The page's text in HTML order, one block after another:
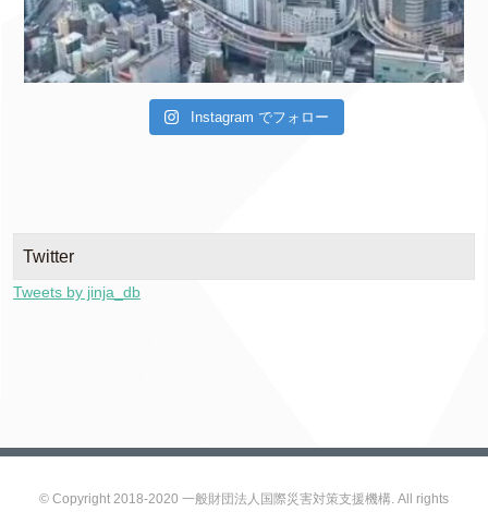
Instagram でフォロー
Twitter
Tweets by jinja_db
© Copyright 2018-2020 一般財団法人国際災害対策支援機構. All rights